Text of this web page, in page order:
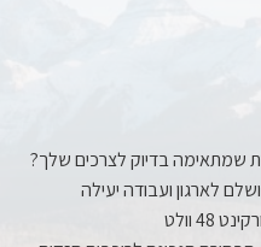
שמתאימה בדיוק לצרכים שלך?
לארגון ועבודה יעילה
וולט